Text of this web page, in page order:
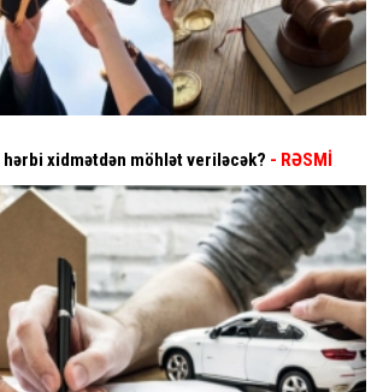
xidmətdən möhlət veriləcək? - RƏSMİ